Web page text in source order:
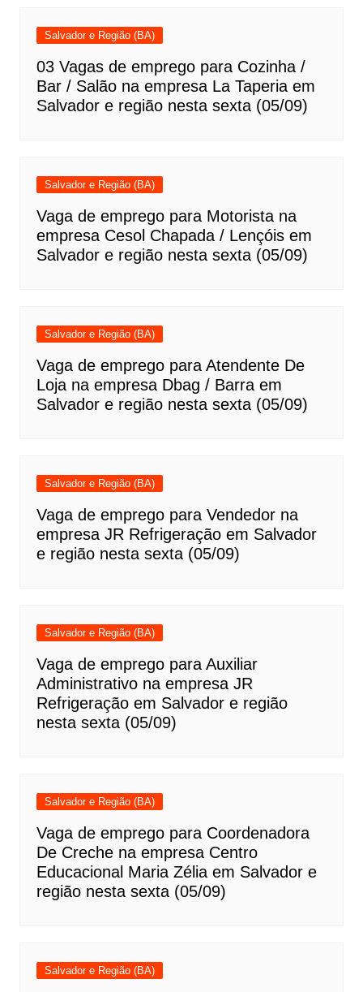
Salvador e Região (BA)
03 Vagas de emprego para Cozinha /
Bar / Salão na empresa La Taperia em
Salvador e região nesta sexta (05/09)
Salvador e Região (BA)
Vaga de emprego para Motorista na
empresa Cesol Chapada / Lençóis em
Salvador e região nesta sexta (05/09)
Salvador e Região (BA)
Vaga de emprego para Atendente De
Loja na empresa Dbag / Barra em
Salvador e região nesta sexta (05/09)
Salvador e Região (BA)
Vaga de emprego para Vendedor na
empresa JR Refrigeração em Salvador
e região nesta sexta (05/09)
Salvador e Região (BA)
Vaga de emprego para Auxiliar
Administrativo na empresa JR
Refrigeração em Salvador e região
nesta sexta (05/09)
Salvador e Região (BA)
Vaga de emprego para Coordenadora
De Creche na empresa Centro
Educacional Maria Zélia em Salvador e
região nesta sexta (05/09)
Salvador e Região (BA)